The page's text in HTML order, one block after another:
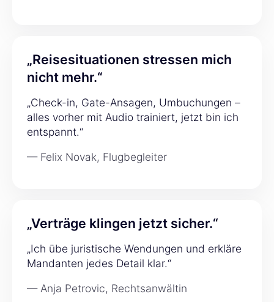
„Reisesituationen stressen mich
nicht mehr.“
„Check-in, Gate-Ansagen, Umbuchungen –
alles vorher mit Audio trainiert, jetzt bin ich
entspannt.“
— Felix Novak, Flugbegleiter
„Verträge klingen jetzt sicher.“
„Ich übe juristische Wendungen und erkläre
Mandanten jedes Detail klar.“
— Anja Petrovic, Rechtsanwältin